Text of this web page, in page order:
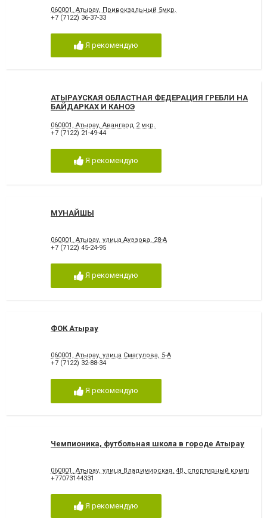
060001, Атырау, Привокзальный 5мкр.
+7 (7122) 36-37-33
Я рекомендую
АТЫРАУСКАЯ ОБЛАСТНАЯ ФЕДЕРАЦИЯ ГРЕБЛИ НА
БАЙДАРКАХ И КАНОЭ
060001, Атырау, Авангард 2 мкр.
+7 (7122) 21-49-44
Я рекомендую
МУНАЙШЫ
060001, Атырау, улица Ауэзова, 28-А
+7 (7122) 45-24-95
Я рекомендую
ФОК Атырау
060001, Атырау, улица Смагулова, 5-А
+7 (7122) 32-88-34
Я рекомендую
Чемпионика, футбольная школа в городе Атырау
060001, Атырау, улица Владимирская, 4В, спортивный
+77073144331
Я рекомендую